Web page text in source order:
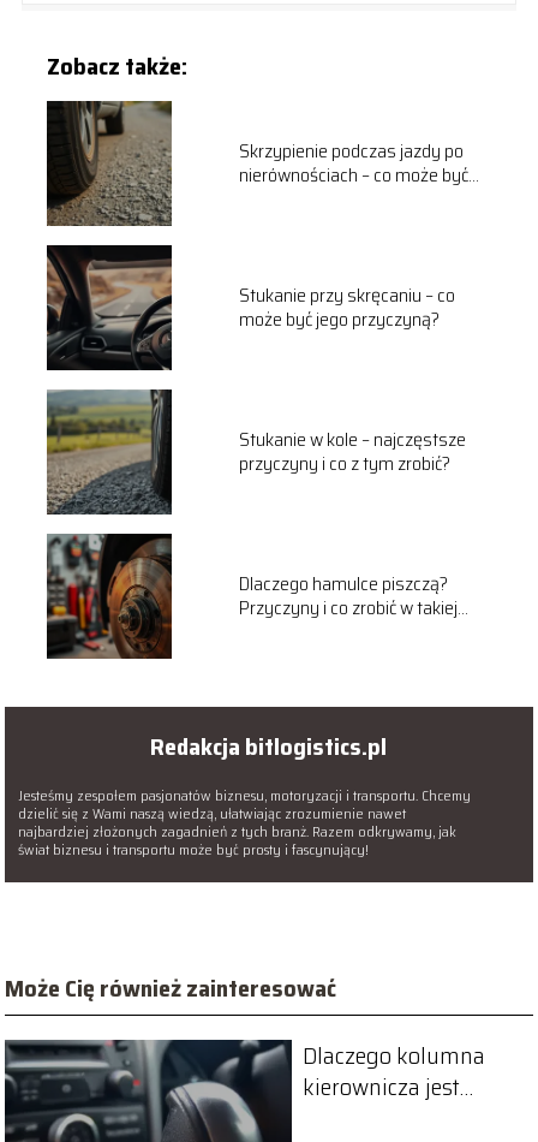
Zobacz także:
Skrzypienie podczas jazdy po
nierównościach – co może być
Stukanie przy skręcaniu – co
może być jego przyczyną?
Stukanie w kole – najczęstsze
przyczyny i co z tym zrobić?
Dlaczego hamulce piszczą?
Przyczyny i co zrobić w takiej
Redakcja bitlogistics.pl
Jesteśmy zespołem pasjonatów biznesu, motoryzacji i transportu. Chcemy
dzielić się z Wami naszą wiedzą, ułatwiając zrozumienie nawet
najbardziej złożonych zagadnień z tych branż. Razem odkrywamy, jak
świat biznesu i transportu może być prosty i fascynujący!
Może Cię również zainteresować
Dlaczego kolumna
kierownicza jest